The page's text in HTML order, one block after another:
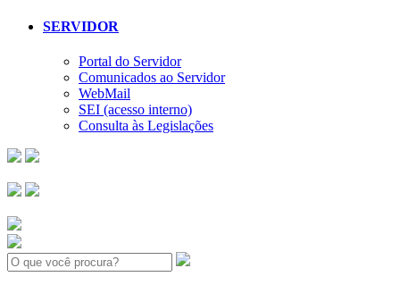
SERVIDOR
Portal do Servidor
Comunicados ao Servidor
WebMail
SEI (acesso interno)
Consulta às Legislações
Search: